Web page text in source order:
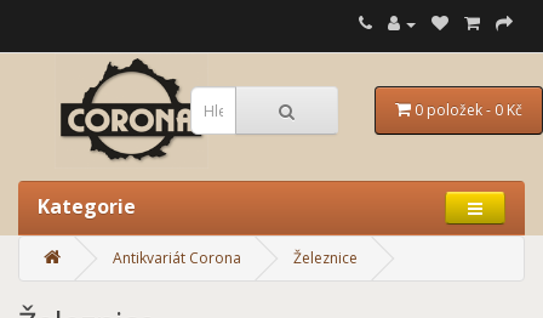
0 položek - 0 Kč
Kategorie
Antikvariát Corona Železnice